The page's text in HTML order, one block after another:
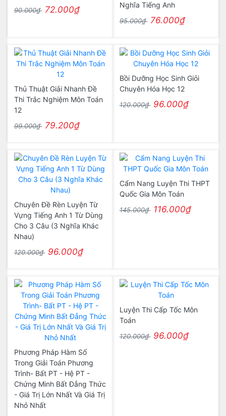
90.000₫ 72.000₫
Nghĩa Tiếng Anh
95.000₫ 76.000₫
Thủ Thuật Giải Nhanh Đề
Thi Trắc Nghiệm Môn Toán
12
99.000₫ 79.200₫
Bồi Dưỡng Học Sinh Giỏi
Chuyên Hóa Học 12
120.000₫ 96.000₫
Chuyên Đề Rèn Luyện Từ
Vựng Tiếng Anh 1 Từ Dùng
Cho 3 Câu (3 Nghĩa Khác
Nhau)
120.000₫ 96.000₫
Cẩm Nang Luyện Thi THPT
Quốc Gia Môn Toán
145.000₫ 116.000₫
Phương Pháp Hàm Số
Trong Giải Toán Phương
Trình- Bất PT - Hệ PT -
Chứng Minh Bất Đẳng Thức
- Giá Trị Lớn Nhất Và Giá Trị
Nhỏ Nhất
Luyện Thi Cấp Tốc Môn
Toán
120.000₫ 96.000₫